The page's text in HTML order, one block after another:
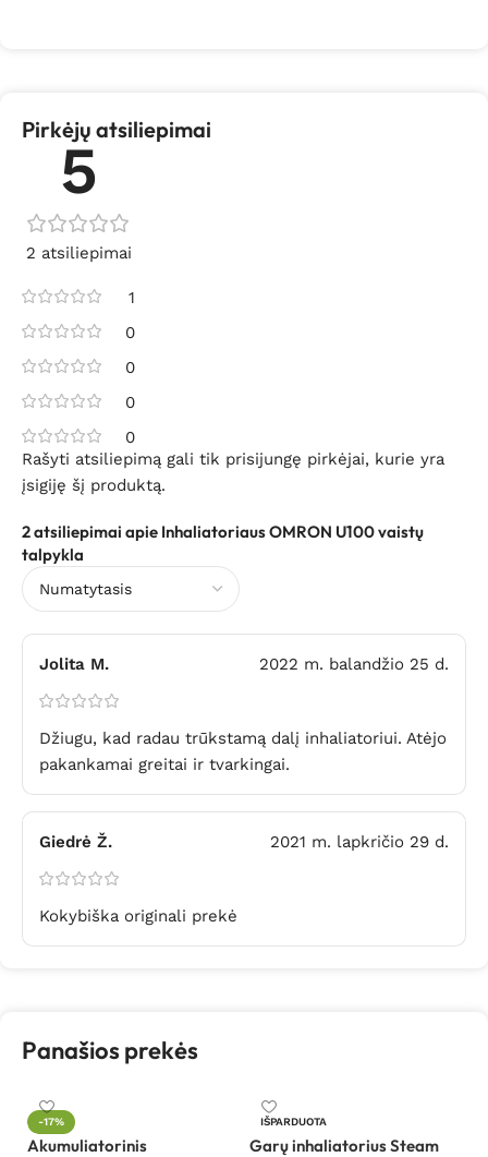
Pirkėjų atsiliepimai
5
2 atsiliepimai
1
0
0
0
0
2 atsiliepimai apie Inhaliatoriaus OMRON U100 vaistų
talpykla
Jolita M. 2022 m. balandžio 25 d.
Džiugu, kad radau trūkstamą dalį inhaliatoriui. Atėjo
pakankamai greitai ir tvarkingai.
Giedrė Ž. 2021 m. lapkričio 29 d.
Kokybiška originali prekė
Rašyti atsiliepimą gali tik prisijungę pirkėjai, kurie yra
įsigiję šį produktą.
Panašios prekės
-17%
Akumuliatorinis
IŠPARDUOTA
Garų inhaliatorius Steam